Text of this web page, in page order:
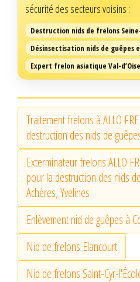
sécurité des secteurs voisins :
Destruction nids de frelons
Désinsectisation nids de guêpes
Expert frelon asiatique Val-d’Oise
Traitement frelons à ALLO
destruction des nids de
Exterminateur frelons ALLO
pour la destruction des nids
Achères, Yvelines
Enlèvement nid de guêpes à
Nid de frelons Elancourt
Nid de frelons Saint-Cyr-